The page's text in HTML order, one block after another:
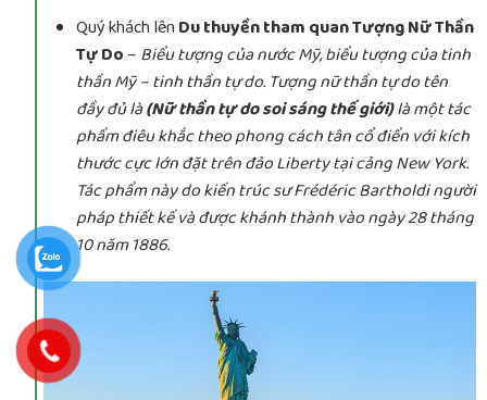
Quý khách lênDu thuyền tham quan Tượng Nữ Thần
Tự Do – Biểu tượng của nước Mỹ, biểu tượng của tinh
thần Mỹ – tinh thần tự do. Tượng nữ thần tự do tên
đầy đủ là(Nữ thần tự do soi sáng thế giới)là một tác
phẩm điêu khắc theo phong cách tân cổ điển với kích
thước cực lớn đặt trên đảo Liberty tại cảng New York.
Tác phẩm này do kiến trúc sư Frédéric Bartholdi người
pháp thiết kế và được khánh thành vào ngày 28 tháng
10 năm 1886.